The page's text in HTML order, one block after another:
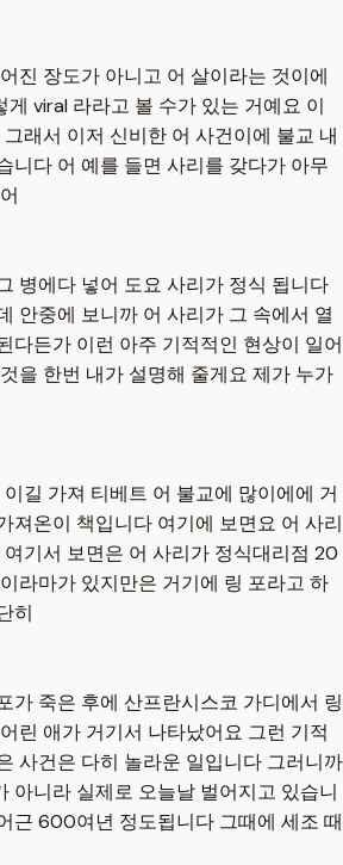
진 장도가 아니고 어 살이라는 것이에
viral 라라고 볼 수가 있는 거예요 이
래서 이저 신비한 어 사건이에 불교 내
니다 어 예를 들면 사리를 갖다가 아무
병에다 넣어 도요 사리가 정식 됩니다
안중에 보니까 어 사리가 그 속에서 열
다든가 이런 아주 기적적인 현상이 일어
을 한번 내가 설명해 줄게요 제가 누가
길 가져 티베트 어 불교에 많이에에 거
져온이 책입니다 여기에 보면요 어 사리
기서 보면은 어 사리가 정식대리점 20
라마가 있지만은 거기에 링 포라고 하
히
가 죽은 후에 산프란시스코 가디에서 링
린 애가 거기서 나타났어요 그런 기적
사건은 다히 놀라운 일입니다 그러니까
아니라 실제로 오늘날 벌어지고 있습니
근 600여년 정도됩니다 그때에 세조 때